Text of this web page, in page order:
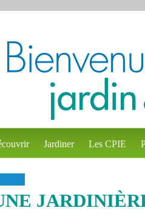
Jardiner Les CPIE